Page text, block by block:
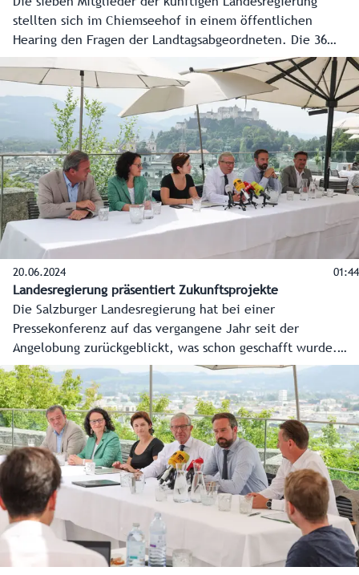
stellten sich im Chiemseehof in einem öffentlichen
Hearing den Fragen der Landtagsabgeordneten. Die 36
Mandatare waren erstmals in ihrer künftigen
Zusammensetzung im Sitzungssaal vertreten. Das Hearing
mit allen Statements und Fragen im Detail live und zum
Nachsehen gibt es unter: www.salzburg.gv.at/landtag.
20.06.2024 01:44
Landesregierung präsentiert Zukunftsprojekte
Die Salzburger Landesregierung hat bei einer
Pressekonferenz auf das vergangene Jahr seit der
Angelobung zurückgeblickt, was schon geschafft wurde.
Aber der Blick ging noch viel mehr nach vorne, welche
Vorhaben und Schlüsselprojekte für das gesamte
Bundesland anstehen. Hier die O-Töne der
Regierungsspitzen Landeshauptmann Wilfried Haslauer und
Landeshauptmann-Stellvertreterin Marlene Svazek.